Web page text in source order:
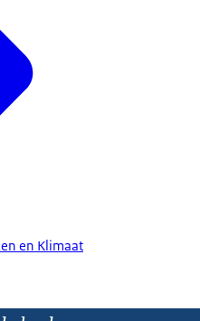
en Klimaat